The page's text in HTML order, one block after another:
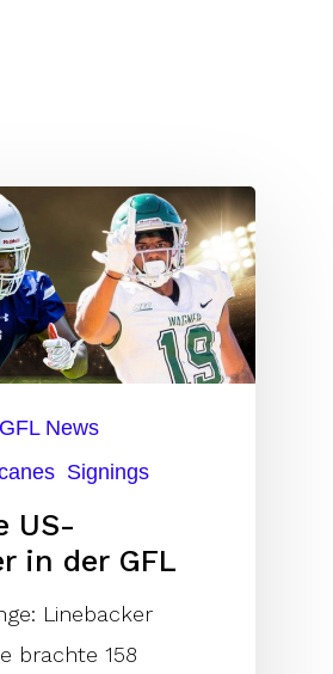
GFL News
Signings
US-
in der GFL
Linebacker
brachte 158